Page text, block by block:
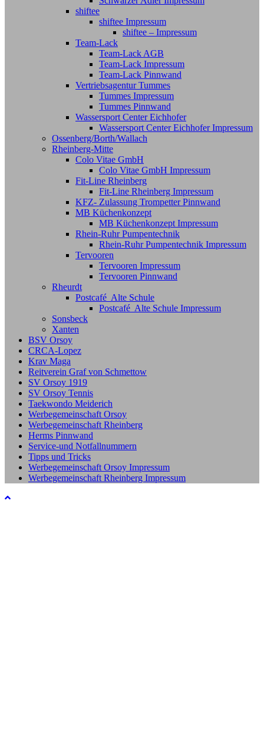
shiftee
shiftee Impressum
shiftee – Impressum
Team-Lack
Team-Lack AGB
Team-Lack Impressum
Team-Lack Pinnwand
Vertriebsagentur Tummes
Tummes Impressum
Tummes Pinnwand
Wassersport Center Eichhofer
Wassersport Center Eichhofer Impressum
Ossenberg/Borth/Wallach
Rheinberg-Mitte
Colo Vitae GmbH
Colo Vitae GmbH Impressum
Fit-Line Rheinberg
Fit-Line Rheinberg Impressum
KFZ- Zulassung Trompetter Pinnwand
MB Küchenkonzept
MB Küchenkonzept Impressum
Rhein-Ruhr Pumpentechnik
Rhein-Ruhr Pumpentechnik Impressum
Tervooren
Tervooren Impressum
Tervooren Pinnwand
Rheurdt
Postcafé Alte Schule
Postcafé Alte Schule Impressum
Sonsbeck
Xanten
BSV Orsoy
CRCA-Lopez
Krav Maga
Reitverein Graf von Schmettow
SV Orsoy 1919
SV Orsoy Tennis
Taekwondo Meiderich
Werbegemeinschaft Orsoy
Werbegemeinschaft Rheinberg
Herms Pinnwand
Service-und Notfallnummern
Tipps und Tricks
Werbegemeinschaft Orsoy Impressum
Werbegemeinschaft Rheinberg Impressum